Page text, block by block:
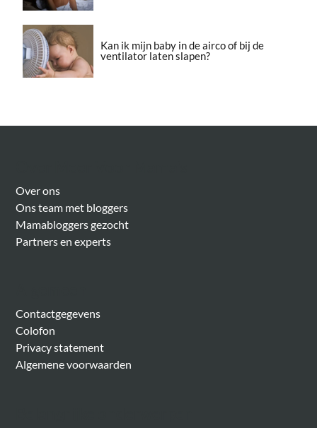
Kan ik mijn baby in de airco of bij de
ventilator laten slapen?
Over ons
Ons team met bloggers
Mamabloggers gezocht
Partners en experts
Contactgegevens
Colofon
Privacy statement
Algemene voorwaarden